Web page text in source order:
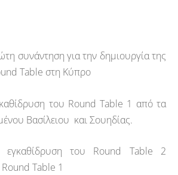
συνάντηση για την δημιουργία της
Table στη Κύπρο
του Round Table 1 από τα
Βασίλειου και Σουηδίας.
εγκαθίδρυση του Round Table 2
Table 1